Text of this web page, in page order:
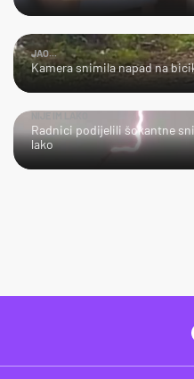
JAO...
Kamera snimila napad na
Radnici podijelili šokantne
lako